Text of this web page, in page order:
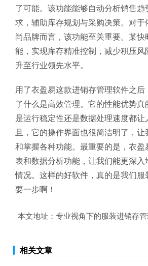
了可能。该功能能够自动分析销售趋
求，辅助库存规划与采购决策。对于
尚品牌而言，该功能至关重要。某快
能，实现库存精准控制，减少积压风
升至行业领先水平。
用了衣盈易这款进销存管理软件之后
了什么是高效管理。它的性能优势真
是运行稳定性还是数据处理速度都让
且，它的操作界面也很简洁明了，
和掌握各种功能。最重要的是，衣盈
表和数据分析功能，让我们能更深入
情况。这样的好软件，真的是我们服
要一步啊！
本文地址： 专业视角下的服装进销存
相关文章